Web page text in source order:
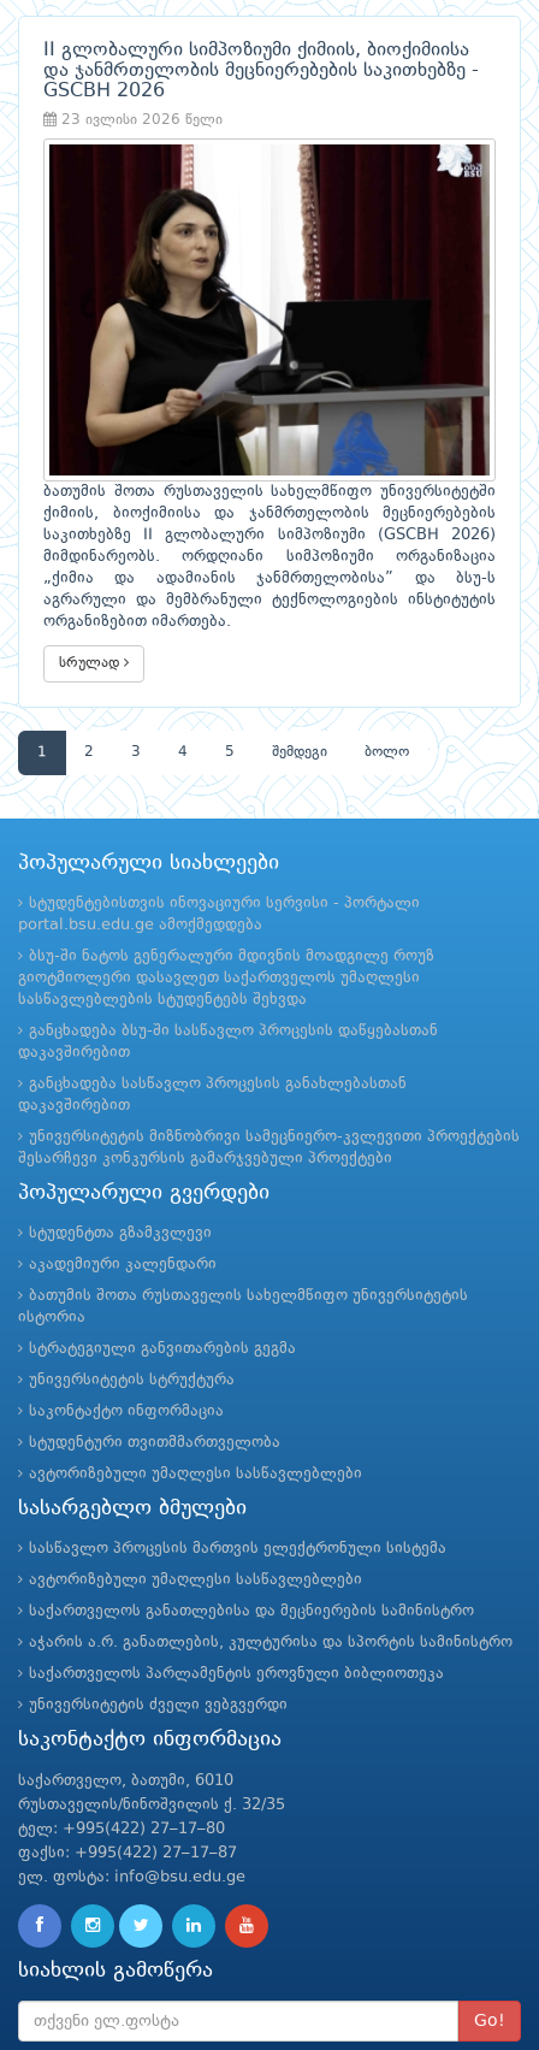
II გლობალური სიმპოზიუმი ქიმიის, ბიოქიმიისა
და ჯანმრთელობის მეცნიერებების საკითხებზე -
GSCBH 2026
23 ივლისი 2026 წელი
ბათუმის შოთა რუსთაველის სახელმწიფო უნივერსიტეტში
ქიმიის, ბიოქიმიისა და ჯანმრთელობის მეცნიერებების
საკითხებზე II გლობალური სიმპოზიუმი (GSCBH 2026)
მიმდინარეობს. ორდღიანი სიმპოზიუმი ორგანიზაცია
„ქიმია და ადამიანის ჯანმრთელობისა” და ბსუ-ს
აგრარული და მემბრანული ტექნოლოგიების ინსტიტუტის
ორგანიზებით იმართება.
სრულად
1 2 3 4 5 შემდეგი ბოლო
პოპულარული სიახლეები
სტუდენტებისთვის ინოვაციური სერვისი - პორტალი
portal.bsu.edu.ge ამოქმედდება
ბსუ-ში ნატოს გენერალური მდივნის მოადგილე როუზ
გიოტმიოლერი დასავლეთ საქართველოს უმაღლესი
სასწავლებლების სტუდენტებს შეხვდა
განცხადება ბსუ-ში სასწავლო პროცესის დაწყებასთან
დაკავშირებით
განცხადება სასწავლო პროცესის განახლებასთან
დაკავშირებით
უნივერსიტეტის მიზნობრივი სამეცნიერო-კვლევითი პროექტების
შესარჩევი კონკურსის გამარჯვებული პროექტები
პოპულარული გვერდები
სტუდენტთა გზამკვლევი
აკადემიური კალენდარი
ბათუმის შოთა რუსთაველის სახელმწიფო უნივერსიტეტის
ისტორია
სტრატეგიული განვითარების გეგმა
უნივერსიტეტის სტრუქტურა
საკონტაქტო ინფორმაცია
სტუდენტური თვითმმართველობა
ავტორიზებული უმაღლესი სასწავლებლები
სასარგებლო ბმულები
სასწავლო პროცესის მართვის ელექტრონული სისტემა
ავტორიზებული უმაღლესი სასწავლებლები
საქართველოს განათლებისა და მეცნიერების სამინისტრო
აჭარის ა.რ. განათლების, კულტურისა და სპორტის სამინისტრო
საქართველოს პარლამენტის ეროვნული ბიბლიოთეკა
უნივერსიტეტის ძველი ვებგვერდი
საკონტაქტო ინფორმაცია
საქართველო, ბათუმი, 6010
რუსთაველის/ნინოშვილის ქ. 32/35
ტელ: +995(422) 27–17–80
ფაქსი: +995(422) 27–17–87
ელ. ფოსტა: info@bsu.edu.ge
სიახლის გამოწერა
Go!